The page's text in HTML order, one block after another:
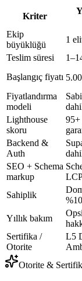
Kriter
Ekip
büyüklüğü
1
Teslim süresi
Başlangıç fiyatı
Fiyatlandırma
modeli
Lighthouse
skoru
95+
Backend &
Auth
SEO + Schema
markup
Sahiplik
Yıllık bakım
Sertifika /
Otorite
L5
Otorite &